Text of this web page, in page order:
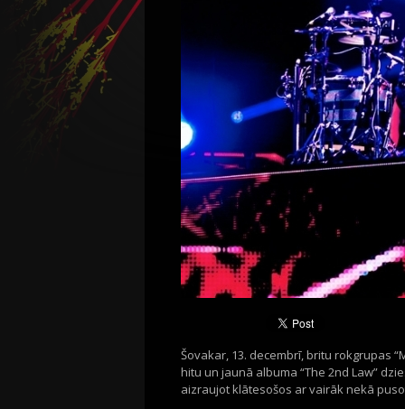
Šovakar, 13. decembrī, britu rokgrupas
hitu un jaunā albuma “The 2nd Law”
aizraujot klātesošos ar vairāk nekā